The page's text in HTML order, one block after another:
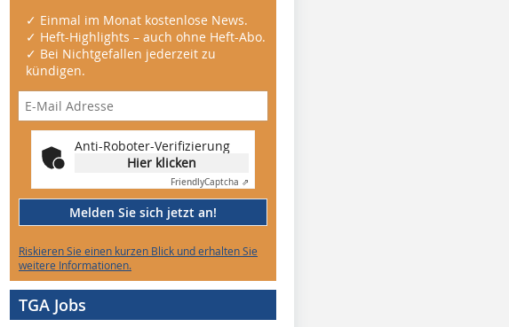
✓ Einmal im Monat kostenlose News.
✓ Heft-Highlights – auch ohne Heft-Abo.
✓ Bei Nichtgefallen jederzeit zu
kündigen.
Anti-Roboter-Verifizierung
Hier klicken
FriendlyCaptcha ⇗
Melden Sie sich jetzt an!
Riskieren Sie einen kurzen Blick und erhalten Sie
weitere Informationen.
TGA Jobs